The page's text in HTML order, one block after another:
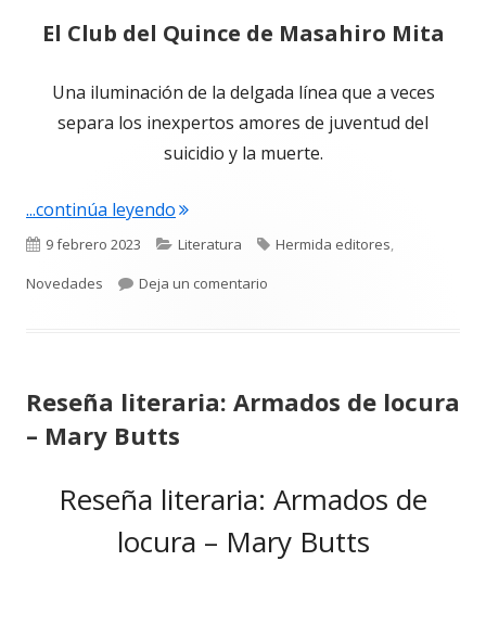
El Club del Quince de Masahiro Mita
Una iluminación de la delgada línea que a veces
separa los inexpertos amores de juventud del
suicidio y la muerte.
...continúa leyendo"El Club del Quince de Masahiro Mita"
Publicado
el
9 febrero 2023 Categorías
Literatura Etiquetas
Hermida editores,
Novedades
Deja un comentario
Reseña literaria: Armados de locura
– Mary Butts
Reseña literaria: Armados de
locura – Mary Butts